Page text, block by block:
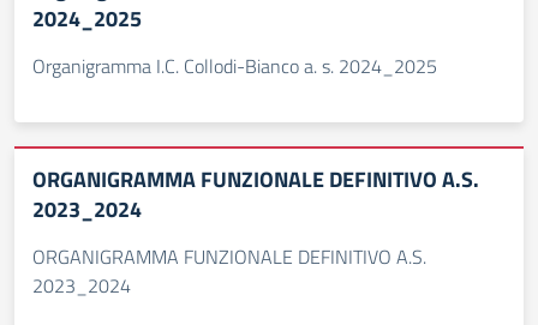
2024_2025
Organigramma I.C. Collodi-Bianco a. s. 2024_2025
ORGANIGRAMMA FUNZIONALE DEFINITIVO A.S.
2023_2024
ORGANIGRAMMA FUNZIONALE DEFINITIVO A.S.
2023_2024